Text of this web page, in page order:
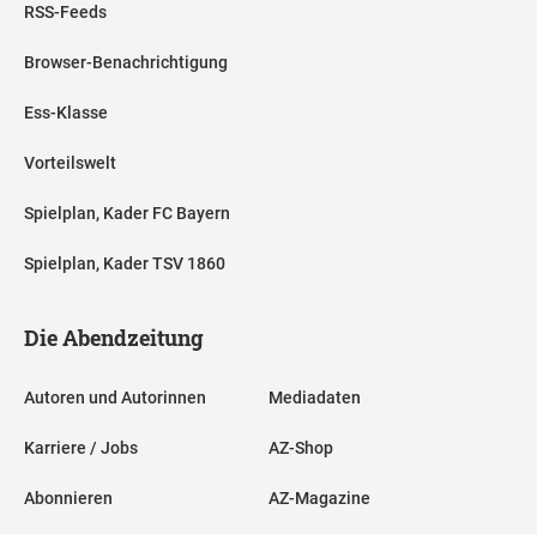
RSS-Feeds
Browser-Benachrichtigung
Ess-Klasse
Vorteilswelt
Spielplan, Kader FC Bayern
Spielplan, Kader TSV 1860
Die Abendzeitung
Autoren und Autorinnen
Karriere / Jobs
Abonnieren
Mediadaten
AZ-Shop
AZ-Magazine